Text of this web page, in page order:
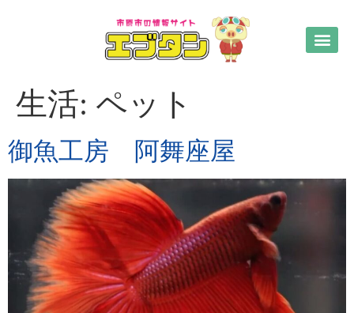
生活: ペット
御魚工房 阿舞座屋